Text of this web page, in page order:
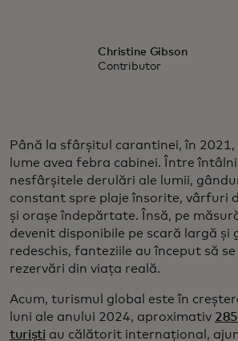
Christine Gibson
Contributor
Până la sfârșitul carantinei, în
lume avea febra cabinei. Între
nesfârșitele derulări ale lumii,
constant spre plaje însorite, vârfuri
și orașe îndepărtate. Însă, pe
devenit disponibile pe scară largă și
redeschis, fanteziile au început să
rezervări din viața reală.
Acum, turismul global este în
luni ale anului 2024, aproximativ
turiști au călătorit internațional,